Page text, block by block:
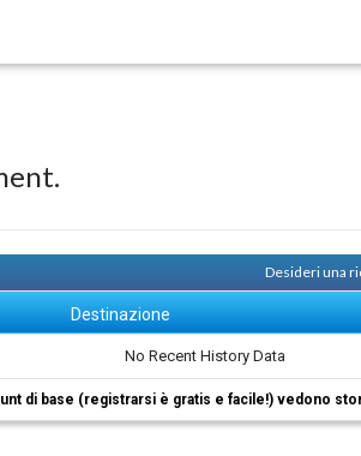
Desideri una
Destinazione
No Recent History Data
di base (registrarsi è gratis e facile!) vedono